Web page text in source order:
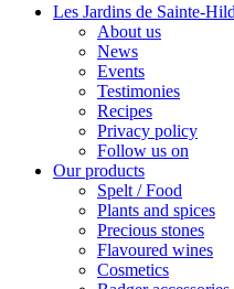
Les Jardins de Sainte-
About us
News
Events
Testimonies
Recipes
Privacy policy
Follow us on
Our products
Spelt / Food
Plants and spices
Precious stones
Flavoured wines
Cosmetics